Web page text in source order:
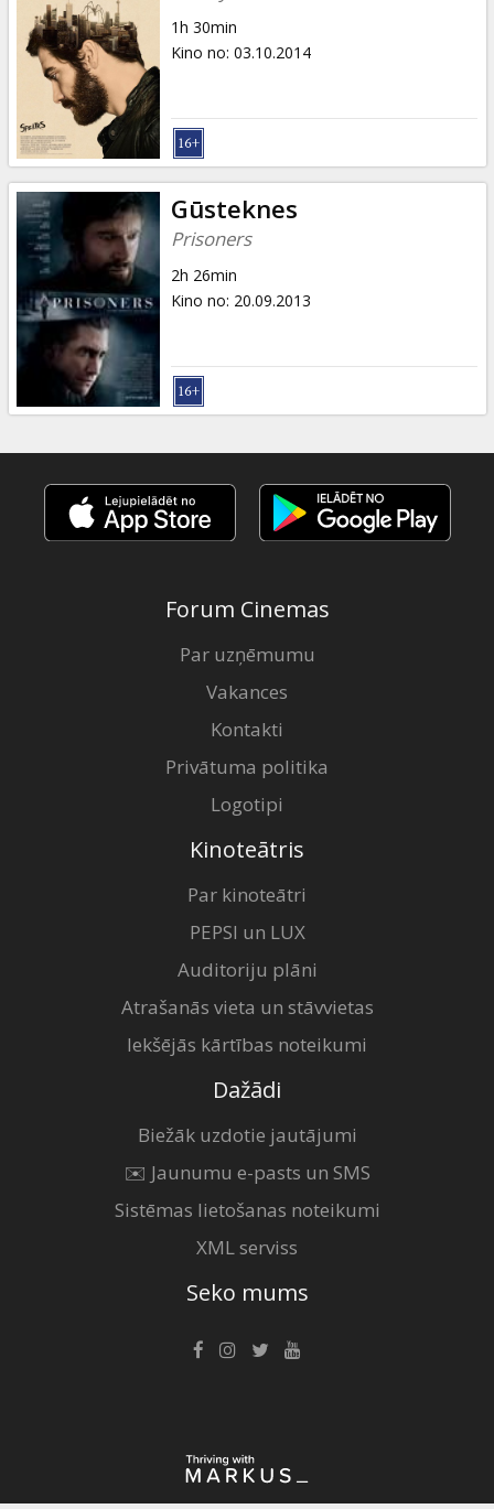
1h 30min
Kino no: 03.10.2014
Gūsteknes
Prisoners
2h 26min
Kino no: 20.09.2013
Forum Cinemas
Par uzņēmumu
Vakances
Kontakti
Privātuma politika
Logotipi
Kinoteātris
Par kinoteātri
PEPSI un LUX
Auditoriju plāni
Atrašanās vieta un stāvvietas
Iekšējās kārtības noteikumi
Dažādi
Biežāk uzdotie jautājumi
✉️ Jaunumu e-pasts un SMS
Sistēmas lietošanas noteikumi
XML serviss
Seko mums